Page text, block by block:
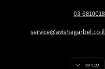
03-6810018
service@avishagarbel.co.il
שפהעברית